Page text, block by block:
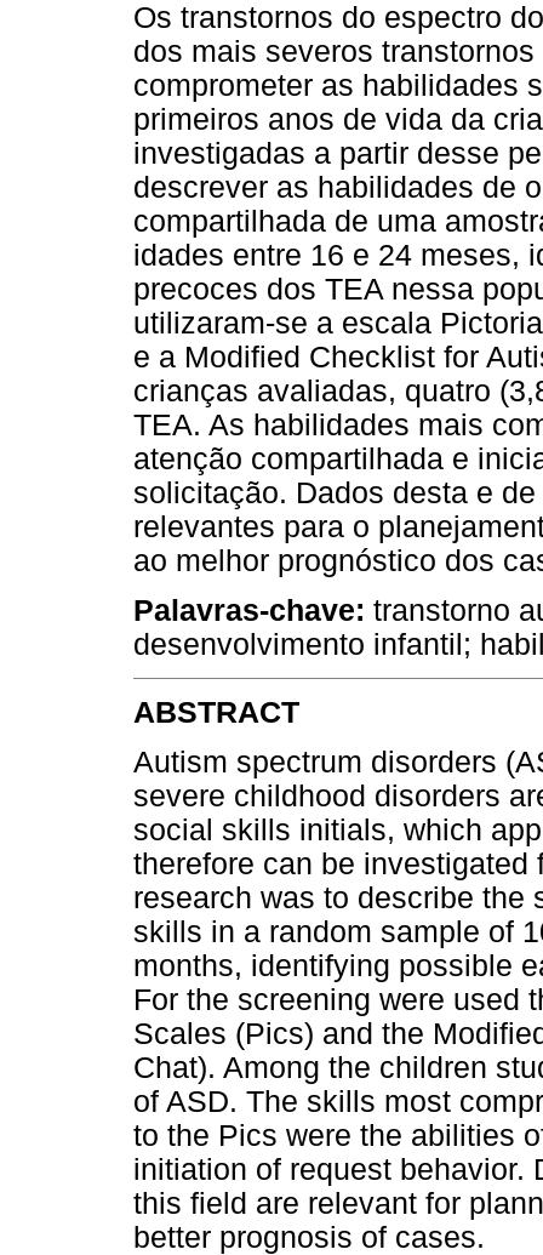
Os transtornos do espectro
dos mais severos
comprometer as habilidades
primeiros anos de vida da
investigadas a partir desse
descrever as habilidades de
compartilhada de uma
idades entre 16 e 24 meses,
precoces dos TEA nessa
utilizaram-se a escala
e a Modified Checklist for
crianças avaliadas, quatro
TEA. As habilidades mais
atenção compartilhada e
solicitação. Dados desta e
relevantes para o
ao melhor prognóstico dos
Palavras-chave: transtorno
desenvolvimento infantil;
ABSTRACT
Autism spectrum disorders
severe childhood disorders
social skills initials, which
therefore can be
research was to describe the
skills in a random sample of
months, identifying possible
For the screening were used
Scales (Pics) and the
Chat). Among the children
of ASD. The skills most
to the Pics were the abilities
initiation of request behavior.
this field are relevant for
better prognosis of cases.